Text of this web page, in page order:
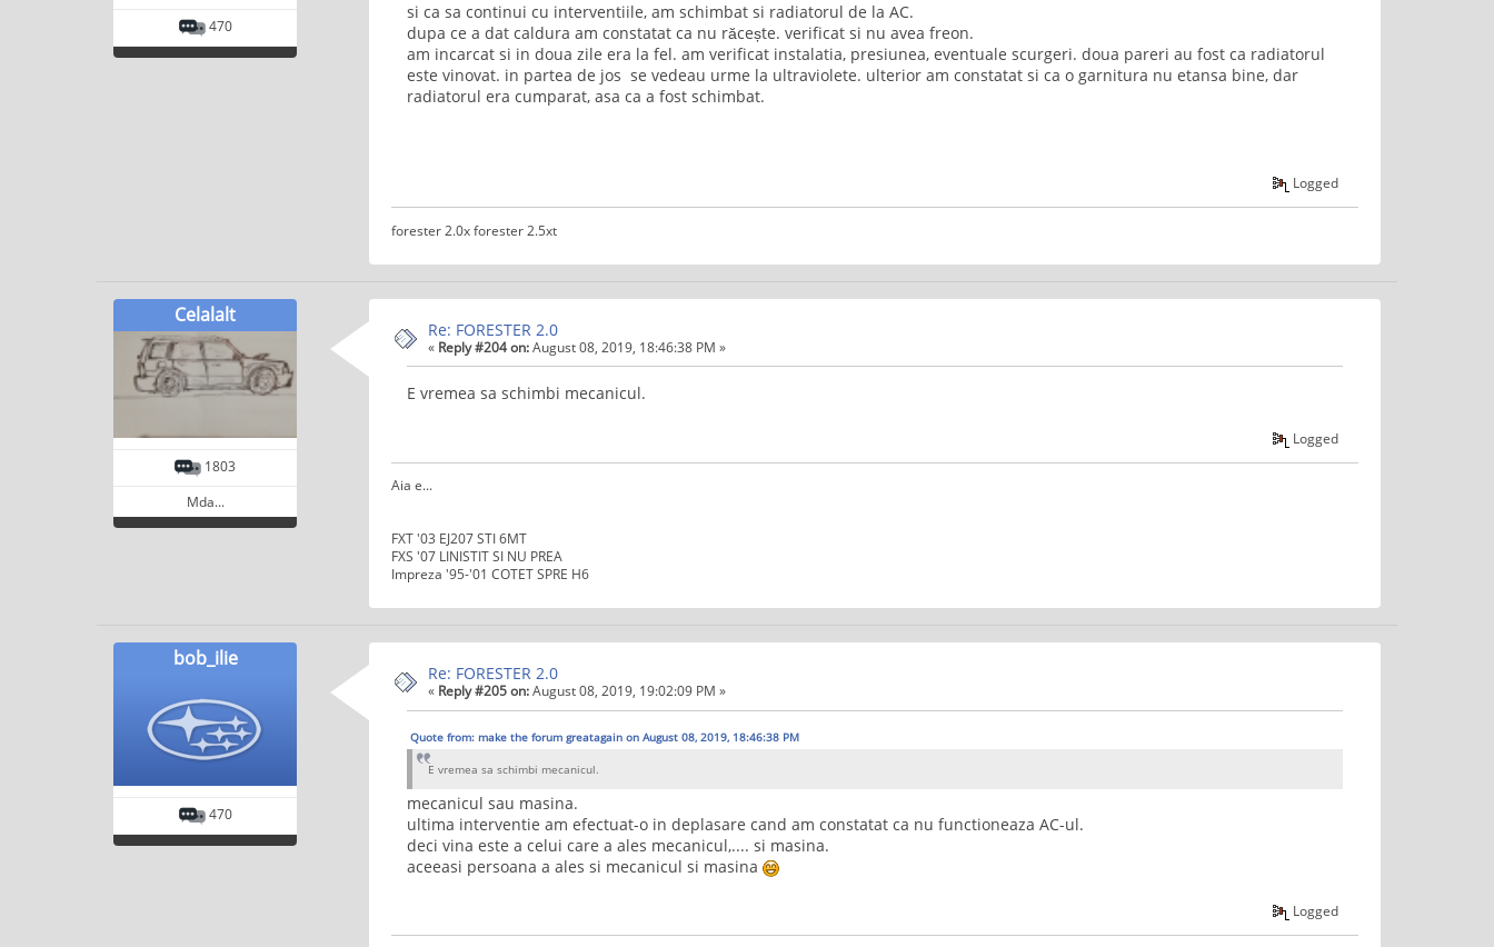
470
si ca sa continui cu interventiile, am schimbat si radiatorul de la AC.
dupa ce a dat caldura am constatat ca nu răcește. verificat si nu avea freon.
am incarcat si in doua zile era la fel. am verificat instalatia, presiunea, eventuale scurgeri. doua pareri au fost ca radiatorul
este vinovat. in partea de jos se vedeau urme la ultraviolete. ulterior am constatat si ca o garnitura nu etansa bine, dar
radiatorul era cumparat, asa ca a fost schimbat.
Logged
forester 2.0x forester 2.5xt
Celalalt
1803
Mda...
Re: FORESTER 2.0
« Reply #204 on:August 08, 2019, 18:46:38 PM »
E vremea sa schimbi mecanicul.
Logged
Aia e...
FXT '03 EJ207 STI 6MT
FXS '07 LINISTIT SI NU PREA
Impreza '95-'01 COTET SPRE H6
bob_ilie
470
Re: FORESTER 2.0
« Reply #205 on:August 08, 2019, 19:02:09 PM »
Quote from: make the forum greatagain on August 08, 2019, 18:46:38 PM
E vremea sa schimbi mecanicul.
mecanicul sau masina.
ultima interventie am efectuat-o in deplasare cand am constatat ca nu functioneaza AC-ul.
deci vina este a celui care a ales mecanicul,.... si masina.
aceeasi persoana a ales si mecanicul si masina
Logged